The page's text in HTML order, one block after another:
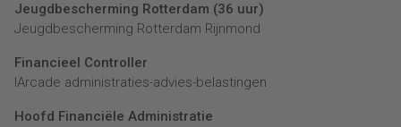
Jeugdbescherming Rotterdam (36 uur)
Jeugdbescherming Rotterdam Rijnmond
Financieel Controller
lArcade administraties-advies-belastingen
Hoofd Financiële Administratie